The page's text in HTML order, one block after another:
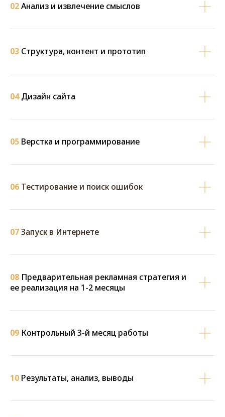
02Анализ и извлечение смыслов
03 Структура, контент и прототип
04Дизайн сайта
05 Верстка и программирование
06 Тестирование и поиск ошибок
07Запуск в Интернете
08 Предварительная рекламная стратегия и
ее реализация на 1-2 месяцы
09 Контрольный 3-й месяц работы
10 Результаты, анализ, выводы